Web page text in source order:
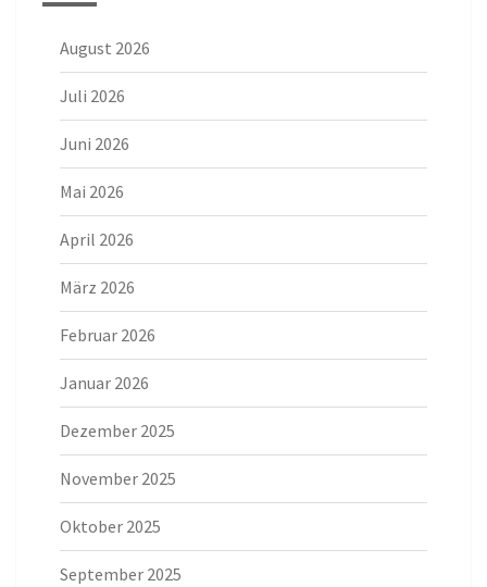
August 2026
Juli 2026
Juni 2026
Mai 2026
April 2026
März 2026
Februar 2026
Januar 2026
Dezember 2025
November 2025
Oktober 2025
September 2025